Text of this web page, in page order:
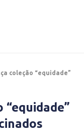
coleção “equidade”
“equidade”